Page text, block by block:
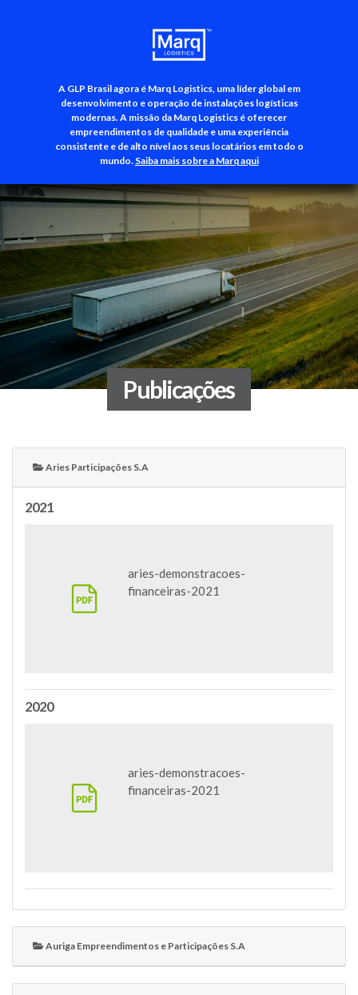
A GLP Brasil agora é Marq Logistics, uma líder global em
desenvolvimento e operação de instalações logísticas
modernas. A missão da Marq Logistics é oferecer
empreendimentos de qualidade e uma experiência
consistente e de alto nível aos seus locatários em todo o
mundo. Saiba mais sobre a Marq aqui
+55 (11) 3500-3700
Publicações
Aries Participações S.A
2021
aries-demonstracoes-
financeiras-2021
2020
aries-demonstracoes-
financeiras-2021
Auriga Empreendimentos e Participações S.A